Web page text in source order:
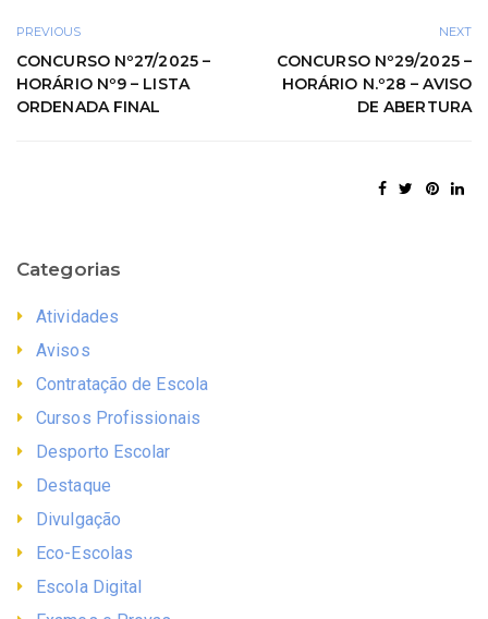
PREVIOUS
CONCURSO Nº27/2025 –
HORÁRIO Nº9 – LISTA
ORDENADA FINAL
NEXT
CONCURSO Nº29/2025 –
HORÁRIO N.º28 – AVISO
DE ABERTURA
Categorias
Atividades
Avisos
Contratação de Escola
Cursos Profissionais
Desporto Escolar
Destaque
Divulgação
Eco-Escolas
Escola Digital